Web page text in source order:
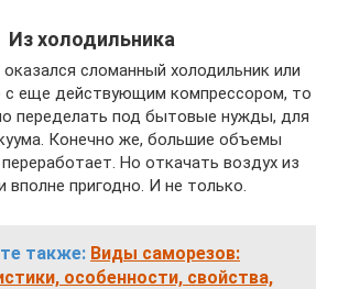
Из холодильника
сломанный холодильник или
с еще действующим компрессором, то
переделать под бытовые нужды, для
Конечно же, большие объемы
Но откачать воздух из
вполне пригодно. И не только.
также: Виды саморезов:
особенности, свойства,